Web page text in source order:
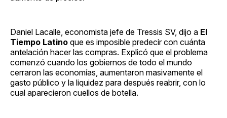
Daniel Lacalle, economista jefe de Tressis SV, dijo a El
Tiempo Latino que es imposible predecir con cuánta
antelación hacer las compras. Explicó que el problema
comenzó cuando los gobiernos de todo el mundo
cerraron las economías, aumentaron masivamente el
gasto público y la liquidez para después reabrir, con lo
cual aparecieron cuellos de botella.